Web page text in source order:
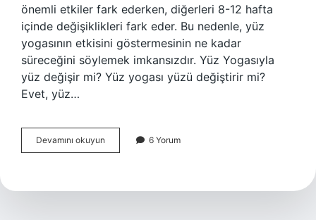
önemli etkiler fark ederken, diğerleri 8-12 hafta
içinde değişiklikleri fark eder. Bu nedenle, yüz
yogasının etkisini göstermesinin ne kadar
süreceğini söylemek imkansızdır. Yüz Yogasıyla
yüz değişir mi? Yüz yogası yüzü değiştirir mi?
Evet, yüz…
Devamını okuyun
Yogası
6 Yorum